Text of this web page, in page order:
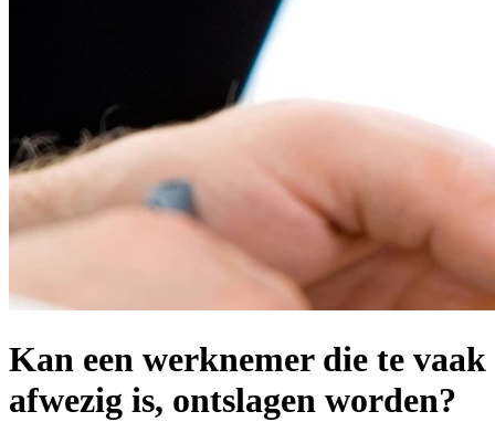
Kan een werknemer die te vaak
afwezig is, ontslagen worden?